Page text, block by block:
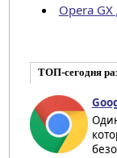
Opera
ТОП-сегодня